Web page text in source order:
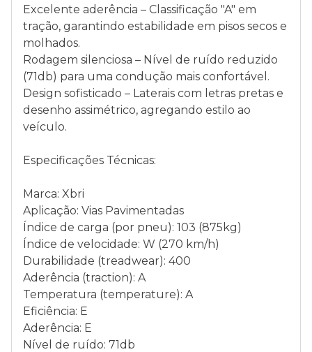
Excelente aderência – Classificação "A" em
tração, garantindo estabilidade em pisos secos e
molhados.
Rodagem silenciosa – Nível de ruído reduzido
(71db) para uma condução mais confortável.
Design sofisticado – Laterais com letras pretas e
desenho assimétrico, agregando estilo ao
veículo.
Especificações Técnicas:
Marca: Xbri
Aplicação: Vias Pavimentadas
Índice de carga (por pneu): 103 (875kg)
Índice de velocidade: W (270 km/h)
Durabilidade (treadwear): 400
Aderência (traction): A
Temperatura (temperature): A
Eficiência: E
Aderência: E
Nível de ruído: 71db